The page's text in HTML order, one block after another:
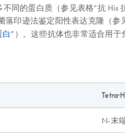
同的蛋白质（参见表格“抗
落印迹法鉴定阳性表达克隆（参
” ）。这些抗体也非常适合用
N-末